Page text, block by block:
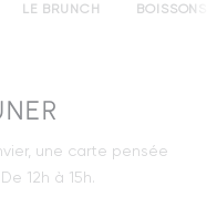
LE BRUNCH BOISSONS
une carte pensée
12h à 15h.